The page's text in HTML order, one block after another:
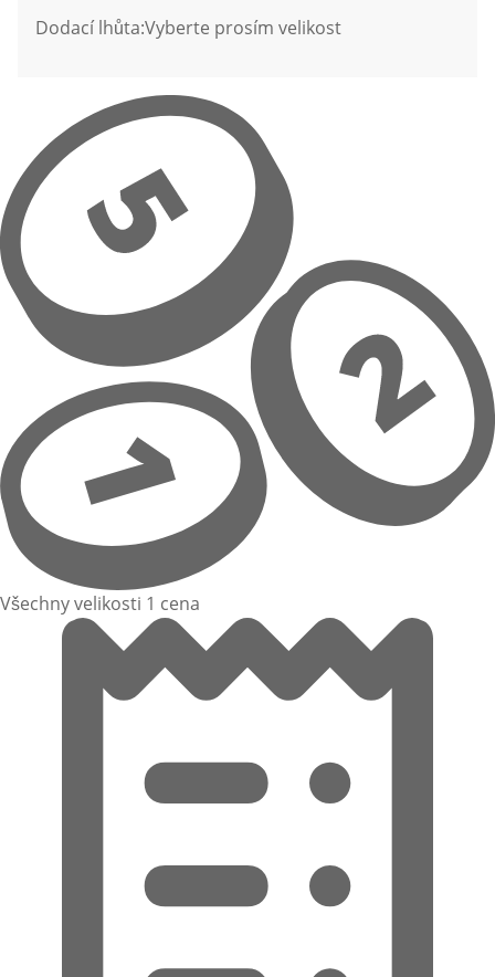
Dodací lhůta:Vyberte prosím velikost
Všechny velikosti 1 cena